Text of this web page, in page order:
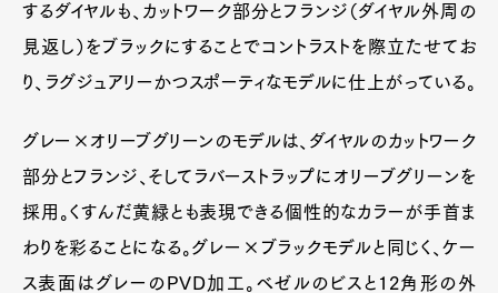
するダイヤルも、カットワーク部分とフランジ（ダイヤル外周の
見返し）をブラックにすることでコントラストを際立たせてお
り、ラグジュアリーかつスポーティなモデルに仕上がっている。
グレー×オリーブグリーンのモデルは、ダイヤルのカットワーク
部分とフランジ、そしてラバーストラップにオリーブグリーンを
採用。くすんだ黄緑とも表現できる個性的なカラーが手首ま
わりを彩ることになる。グレー×ブラックモデルと同じく、ケー
ス表面はグレーのPVD加工。ベゼルのビスと12角形の外